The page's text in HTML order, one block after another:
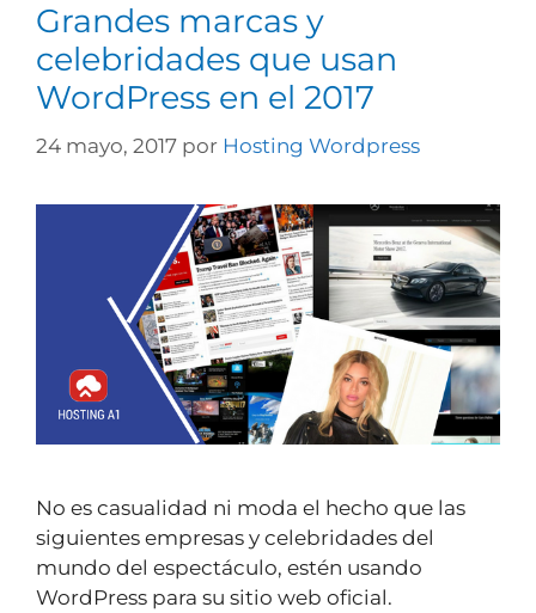
Grandes marcas y
celebridades que usan
WordPress en el 2017
24 mayo, 2017 por Hosting Wordpress
No es casualidad ni moda el hecho que las
siguientes empresas y celebridades del
mundo del espectáculo, estén usando
WordPress para su sitio web oficial.